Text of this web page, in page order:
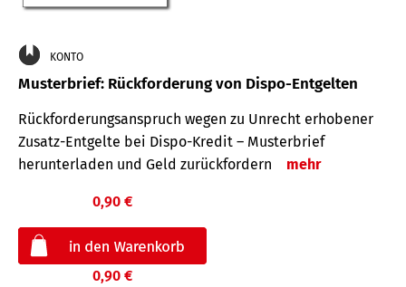
KONTO
Musterbrief: Rückforderung von Dispo-Entgelten
Rückforderungsanspruch wegen zu Unrecht erhobener
Zusatz-Entgelte bei Dispo-Kredit – Musterbrief
herunterladen und Geld zurückfordern
mehr
0,90 €
0,90 €